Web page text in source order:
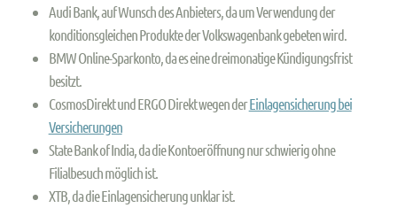
Audi Bank, auf Wunsch des Anbieters, da um Verwendung der
konditionsgleichen Produkte der Volkswagenbank gebeten wird.
BMW Online-Sparkonto, da es eine dreimonatige Kündigungsfrist
besitzt.
CosmosDirekt und ERGO Direkt wegen derEinlagensicherung bei
Versicherungen
State Bank of India, da die Kontoeröffnung nur schwierig ohne
Filialbesuch möglich ist.
XTB, da die Einlagensicherung unklar ist.